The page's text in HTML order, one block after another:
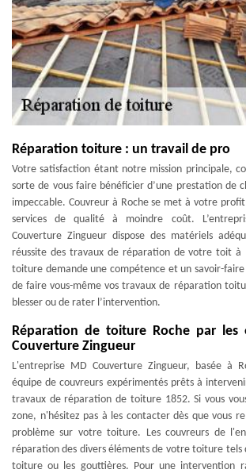
Réparation toiture : un travail de pro
Votre satisfaction étant notre mission principale,
sorte de vous faire bénéficier d’une prestation de
impeccable. Couvreur à Roche se met à votre
services de qualité à moindre coût.
Couverture Zingueur dispose des matériels
réussite des travaux de réparation de votre toit à
toiture demande une compétence et un savoir-
de faire vous-même vos travaux de réparation
blesser ou de rater l’intervention.
Réparation de toiture Roche par les
Couverture Zingueur
L'entreprise MD Couverture Zingueur, basée à
équipe de couvreurs expérimentés prêts à
travaux de réparation de toiture 1852. Si vous
zone, n'hésitez pas à les contacter dès que vous
problème sur votre toiture. Les couvreurs de
réparation des divers éléments de votre toiture tels
toiture ou les gouttières. Pour une intervention